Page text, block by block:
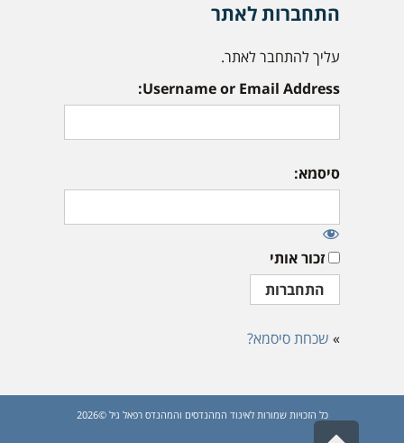
התחברות לאתר
עליך להתחבר לאתר.
Username or Email Address:
סיסמא:
זכור אותי
» שכחת סיסמא?
כל הזכויות שמורות לאיגוד המהנדסים והמהנדס רפאל גיל ©2026